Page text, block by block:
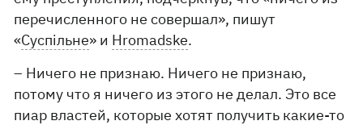
перечисленного не совершал», пишут
«Суспільне» и Hromadske.
– Ничего не признаю. Ничего не признаю,
потому что я ничего из этого не делал. Это все
пиар властей, которые хотят получить какие-то